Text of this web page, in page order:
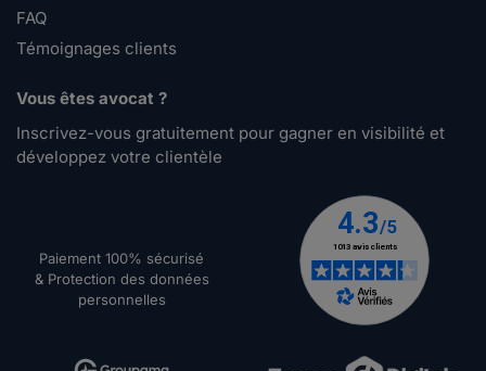
FAQ
Témoignages clients
Vous êtes avocat ?
Inscrivez-vous gratuitement pour gagner en visibilité et
développez votre clientèle
Paiement 100% sécurisé
& Protection des données
personnelles